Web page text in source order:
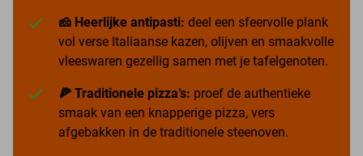
🧀 Heerlijke antipasti: deel een sfeervolle plank
vol verse Italiaanse kazen, olijven en smaakvolle
vleeswaren gezellig samen met je tafelgenoten.
🍕 Traditionele pizza’s: proef de authentieke
smaak van een knapperige pizza, vers
afgebakken in de traditionele steenoven.